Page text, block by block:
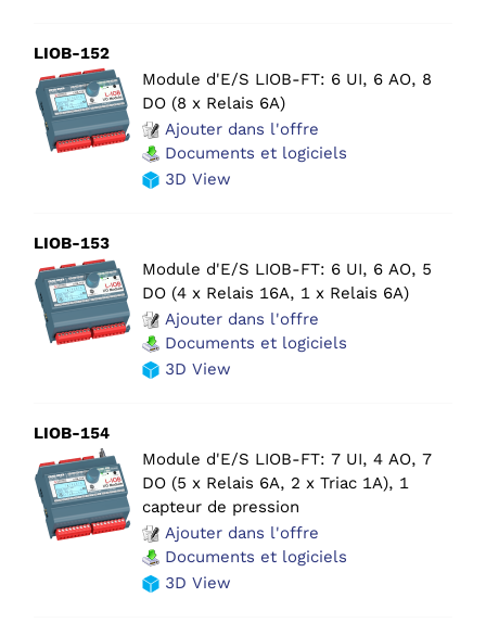
LIOB-152
Module d'E/S LIOB-FT: 6 UI, 6 AO, 8
DO (8 x Relais 6A)
Ajouter dans l'offre
Documents et logiciels
3D View
LIOB-153
Module d'E/S LIOB-FT: 6 UI, 6 AO, 5
DO (4 x Relais 16A, 1 x Relais 6A)
Ajouter dans l'offre
Documents et logiciels
3D View
LIOB-154
Module d'E/S LIOB-FT: 7 UI, 4 AO, 7
DO (5 x Relais 6A, 2 x Triac 1A), 1
capteur de pression
Ajouter dans l'offre
Documents et logiciels
3D View